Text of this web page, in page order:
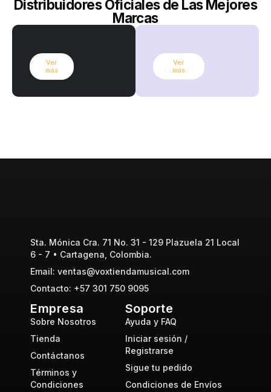
Distribuidores Oficiales de Las Mejores
Marcas
Ver
más
Ver
más
Sta. Mónica Cra. 71 No. 31 - 129 Plazuela 21 Local
6 - 7 • Cartagena, Colombia.
Email: ventas@voxtiendamusical.com
Contacto: +57 301 750 9095
Empresa
Sobre Nosotros
Tienda
Contáctanos
Términos y
Condiciones
Soporte
Ayuda y FAQ
Iniciar sesión /
Registrarse
Sigue tu pedido
Condiciones de Envíos